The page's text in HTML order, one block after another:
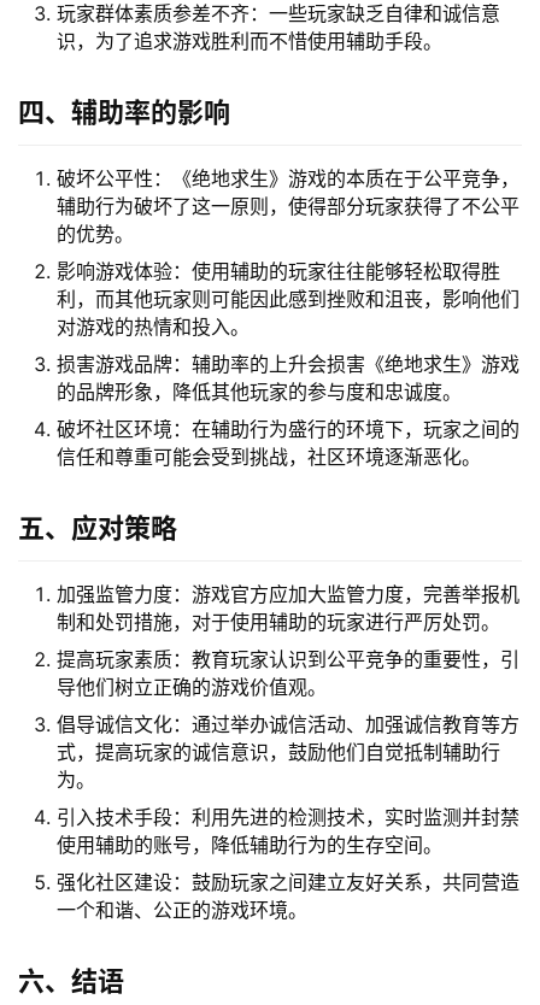
玩家群体素质参差不齐：一些玩家缺乏自律和诚信意
识，为了追求游戏胜利而不惜使用辅助手段。
四、辅助率的影响
破坏公平性：《绝地求生》游戏的本质在于公平竞争，
辅助行为破坏了这一原则，使得部分玩家获得了不公平
的优势。
影响游戏体验：使用辅助的玩家往往能够轻松取得胜
利，而其他玩家则可能因此感到挫败和沮丧，影响他们
对游戏的热情和投入。
损害游戏品牌：辅助率的上升会损害《绝地求生》游戏
的品牌形象，降低其他玩家的参与度和忠诚度。
破坏社区环境：在辅助行为盛行的环境下，玩家之间的
信任和尊重可能会受到挑战，社区环境逐渐恶化。
五、应对策略
加强监管力度：游戏官方应加大监管力度，完善举报机
制和处罚措施，对于使用辅助的玩家进行严厉处罚。
提高玩家素质：教育玩家认识到公平竞争的重要性，引
导他们树立正确的游戏价值观。
倡导诚信文化：通过举办诚信活动、加强诚信教育等方
式，提高玩家的诚信意识，鼓励他们自觉抵制辅助行
为。
引入技术手段：利用先进的检测技术，实时监测并封禁
使用辅助的账号，降低辅助行为的生存空间。
强化社区建设：鼓励玩家之间建立友好关系，共同营造
一个和谐、公正的游戏环境。
六、结语